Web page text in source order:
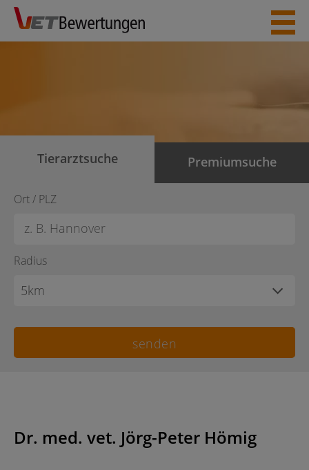
Skip
content
Tierarztsuche Premiumsuche
Ort / PLZ
Radius
Dr. med. vet. Jörg-Peter Hömig